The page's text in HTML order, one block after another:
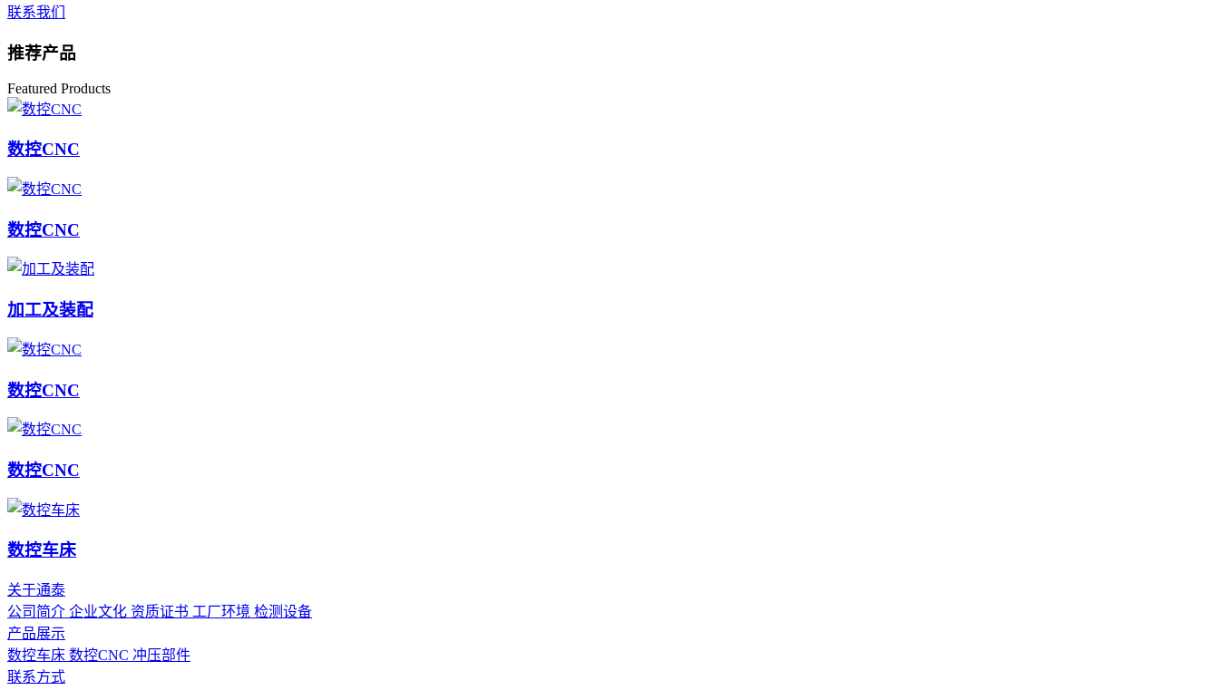
联系我们
推荐产品
Featured Products
数控CNC
数控CNC
加工及装配
数控CNC
数控CNC
数控车床
关于通泰
公司简介 企业文化 资质证书 工厂环境 检测设备
产品展示
数控车床 数控CNC 冲压部件
联系方式